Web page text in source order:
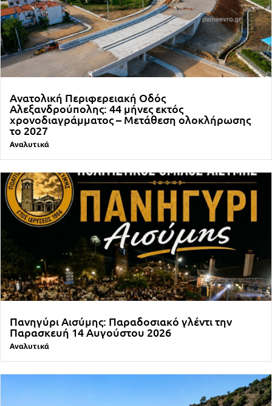
Ανατολική Περιφερειακή Οδός
Αλεξανδρούπολης: 44 μήνες εκτός
χρονοδιαγράμματος – Μετάθεση ολοκλήρωσης
το 2027
Αναλυτικά
Πανηγύρι Αισύμης: Παραδοσιακό γλέντι την
Παρασκευή 14 Αυγούστου 2026
Αναλυτικά